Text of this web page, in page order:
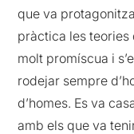
que va
pràctica les teories
molt promíscua i
rodejar sempre
d’homes. Es va
amb els que va